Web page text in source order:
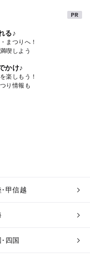
る♪
まつりへ！
喫しよう
かけ♪
楽しもう！
り情報も
甲信越
四国